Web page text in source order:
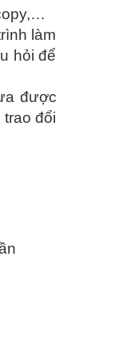
làm
hỏi để
được
đổi